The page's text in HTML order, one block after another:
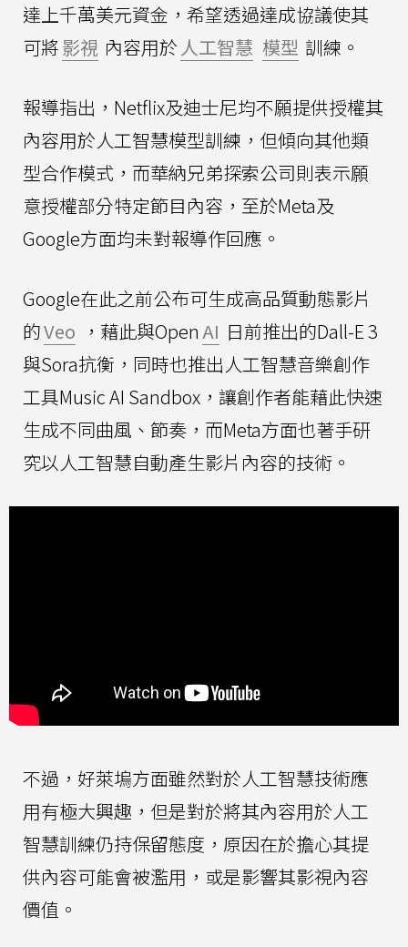
達上千萬美元資金，希望透過達成協議使其
可將影視 內容用於 人工智慧 模型 訓練。
報導指出，Netflix及迪士尼均不願提供授權其
內容用於人工智慧模型訓練，但傾向其他類
型合作模式，而華納兄弟探索公司則表示願
意授權部分特定節目內容，至於Meta及
Google方面均未對報導作回應。
Google在此之前公布可生成高品質動態影片
的Veo ，藉此與OpenAI 日前推出的Dall-E 3
與Sora抗衡，同時也推出人工智慧音樂創作
工具Music AI Sandbox，讓創作者能藉此快速
生成不同曲風、節奏，而Meta方面也著手研
究以人工智慧自動產生影片內容的技術。
不過，好萊塢方面雖然對於人工智慧技術應
用有極大興趣，但是對於將其內容用於人工
智慧訓練仍持保留態度，原因在於擔心其提
供內容可能會被濫用，或是影響其影視內容
價值。